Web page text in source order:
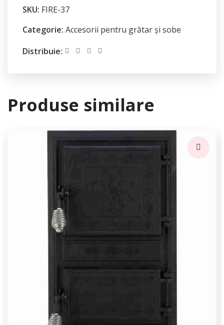
SKU: FIRE-37
Categorie: Accesorii pentru grătar și sobe
Distribuie:
Produse similare